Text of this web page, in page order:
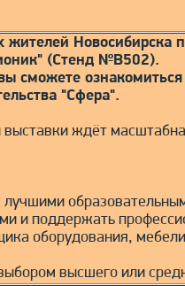
жителей Новосибирска
(Стенд №B502).
сможете
"Сфера".
выставки ждёт
лучшими
и поддержать
оборудования,
высшего или